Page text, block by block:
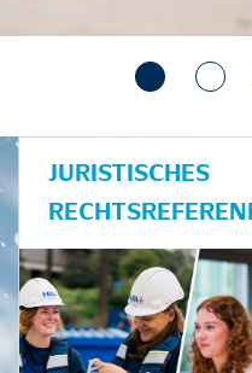
JURISTISCHES